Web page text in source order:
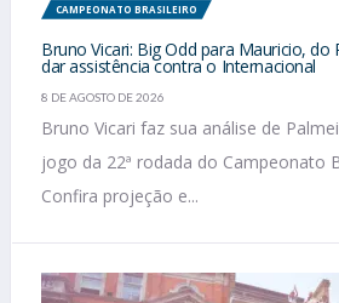
CAMPEONATO BRASILEIRO
Bruno Vicari: Big Odd para Mauricio, do
dar assistência contra o Internacional
8 DE AGOSTO DE 2026
Bruno Vicari faz sua análise de
jogo da 22ª rodada do Campeonato
Confira projeção e...